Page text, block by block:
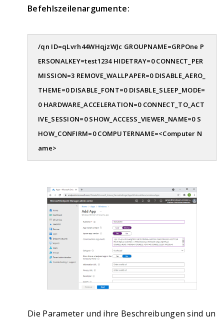
Befehlszeilenargumente:
/qn ID=qLvrh44WHqjzWJc GROUPNAME=GRPOne P
ERSONALKEY=test1234 HIDETRAY=0 CONNECT_PER
MISSION=3 REMOVE_WALLPAPER=0 DISABLE_AERO_
THEME=0 DISABLE_FONT=0 DISABLE_SLEEP_MODE=
0 HARDWARE_ACCELERATION=0 CONNECT_TO_ACT
IVE_SESSION=0 SHOW_ACCESS_VIEWER_NAME=0 S
HOW_CONFIRM=0 COMPUTERNAME=<Computer N
ame>
Die Parameter und ihre Beschreibungen sind un